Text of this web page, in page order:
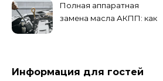
Полная аппаратная
замена масла АКПП: как
Информация для гостей